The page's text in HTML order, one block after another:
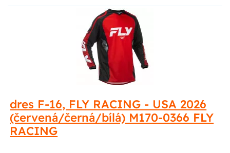
dres F-16, FLY RACING - USA 2026
(červená/černá/bílá) M170-0366 FLY
RACING